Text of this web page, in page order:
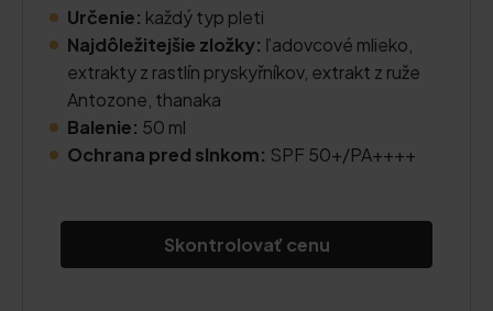
Určenie: každý typ pleti
Najdôležitejšie zložky: ľadovcové mlieko,
extrakty z rastlín pryskyřníkov, extrakt z ruže
Antozone, thanaka
Balenie: 50 ml
Ochrana pred slnkom: SPF 50+/PA++++
Skontrolovať cenu